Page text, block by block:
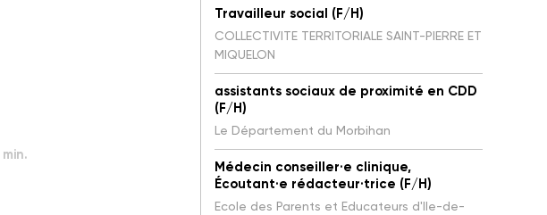
Travailleur social (F/H)
COLLECTIVITE TERRITORIALE SAINT-PIERRE ET
MIQUELON
assistants sociaux de proximité en CDD
(F/H)
Le Département du Morbihan
Médecin conseiller·e clinique,
Écoutant·e rédacteur·trice (F/H)
Ecole des Parents et Educateurs d'Ile-de-